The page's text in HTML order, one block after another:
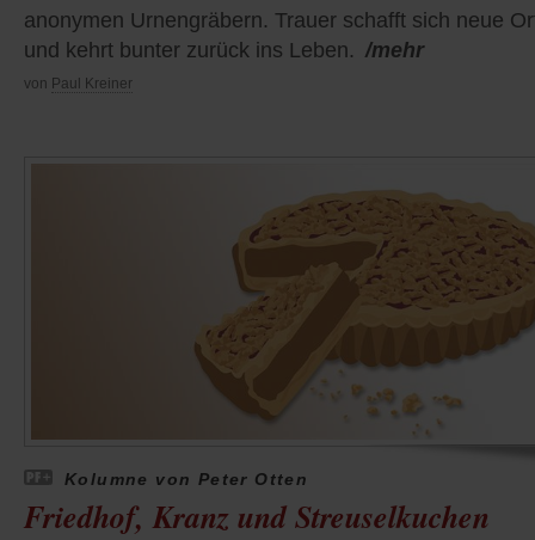
anonymen Urnengräbern. Trauer schafft sich neue
und kehrt bunter zurück ins Leben. /mehr
von Paul Kreiner
Kolumne von Peter Otten
Friedhof, Kranz und Streuselkuchen